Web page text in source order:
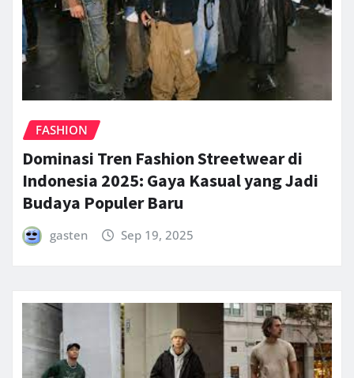
FASHION
Dominasi Tren Fashion Streetwear di
Indonesia 2025: Gaya Kasual yang Jadi
Budaya Populer Baru
gasten Sep 19, 2025